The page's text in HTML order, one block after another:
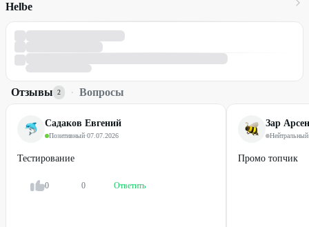
Helbe
Отзывы 2 · Вопросы
Садаков Евгений
Позитивный·07.07.2026
Тестирование
0 0 Ответить
Зар
Нейтральный
Промо топчик